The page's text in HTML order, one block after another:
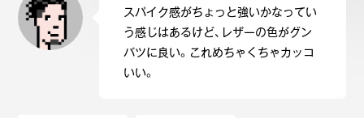
スパイク感がちょっと強いかなってい
う感じはあるけど、レザーの色がグン
バツに良い。これめちゃくちゃカッコ
いい。